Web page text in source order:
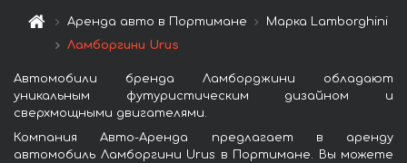
Аренда авто в Портимане
Марка Lamborghini
Ламборгини Urus
Автомобили бренда Ламборджини обладают
уникальным футуристическим дизайном и
сверхмощными двигателями.
Компания Авто-Аренда предлагает в аренду
автомобиль Ламборгини Urus в Портимане. Вы можете